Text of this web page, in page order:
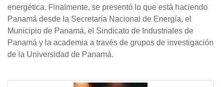
energética. Finalmente, se presentó lo que está haciendo
Panamá desde la Secretaría Nacional de Energía, el
Municipio de Panamá, el Sindicato de Industriales de
Panamá y la academia a través de grupos de investigación
de la Universidad de Panamá.